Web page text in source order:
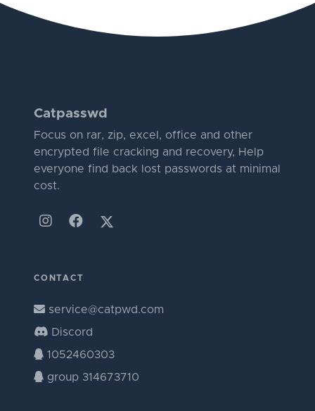
Catpasswd
Focus on rar, zip, excel, office and other
encrypted file cracking and recovery, Help
everyone find back lost passwords at minimal
cost.
CONTACT
service@catpwd.com
Discord
1052460303
group 314673710